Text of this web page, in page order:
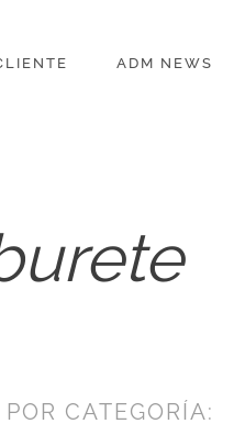
ADM NEWS
CATEGORÍA: